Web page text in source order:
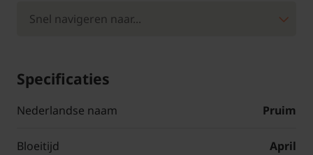
Specificaties
Nederlandse naam Pruim
Bloeitijd April